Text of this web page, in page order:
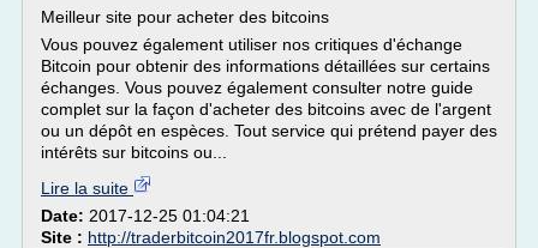
Meilleur site pour acheter des bitcoins
Vous pouvez également utiliser nos critiques d'échange
Bitcoin pour obtenir des informations détaillées sur certains
échanges. Vous pouvez également consulter notre guide
complet sur la façon d'acheter des bitcoins avec de l'argent
ou un dépôt en espèces. Tout service qui prétend payer des
intérêts sur bitcoins ou...
Lire la suite
Date: 2017-12-25 01:04:21
Site : http://traderbitcoin2017fr.blogspot.com